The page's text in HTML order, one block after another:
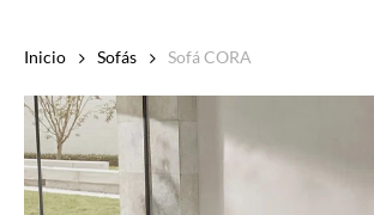
Hit enter to search or ESC to close
Inicio Sofás Sofá CORA